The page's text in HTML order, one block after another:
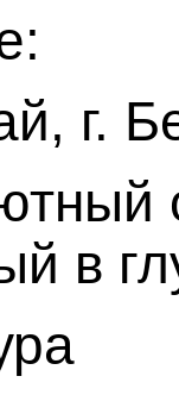
г.
в